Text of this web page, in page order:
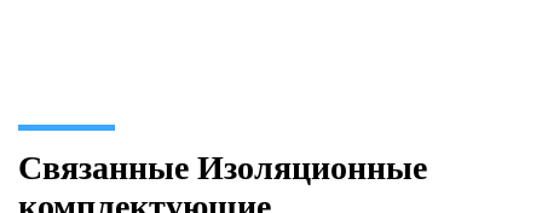
Связанные Изоляционные